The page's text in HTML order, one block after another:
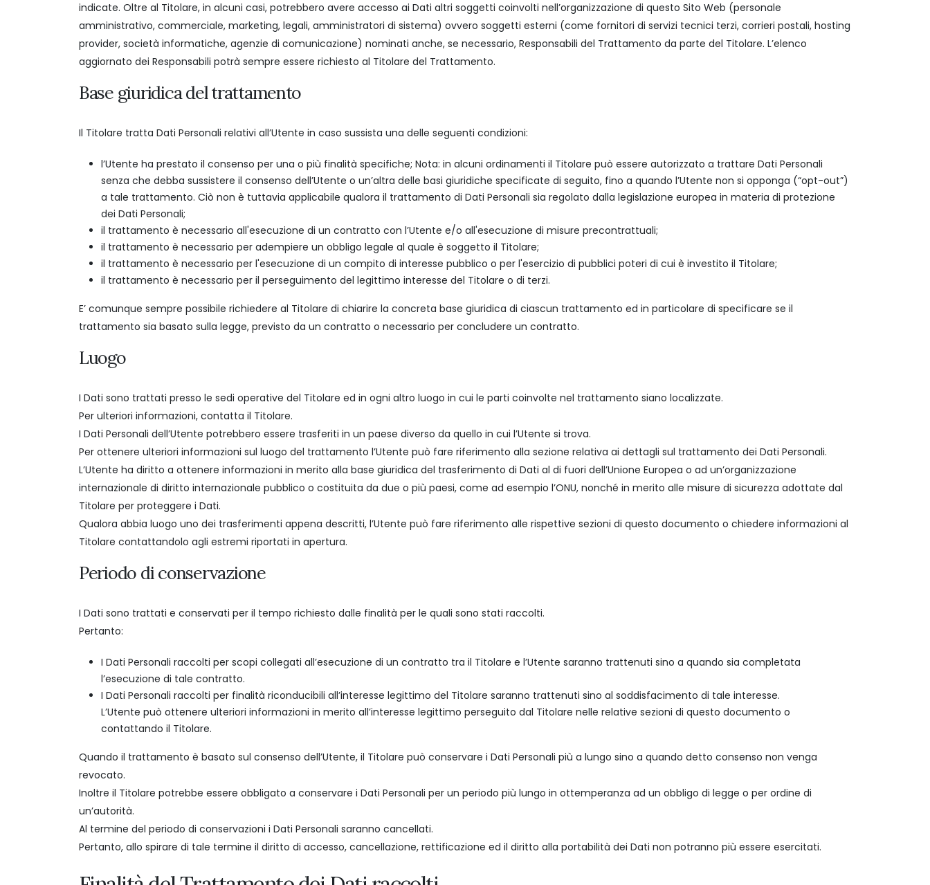
indicate. Oltre al Titolare, in alcuni casi, potrebbero avere accesso ai Dati altri soggetti coinvolti nell’organizzazione di questo Sito Web (personale
amministrativo, commerciale, marketing, legali, amministratori di sistema) ovvero soggetti esterni (come fornitori di servizi tecnici terzi, corrieri postali, hosting
provider, società informatiche, agenzie di comunicazione) nominati anche, se necessario, Responsabili del Trattamento da parte del Titolare. L’elenco
aggiornato dei Responsabili potrà sempre essere richiesto al Titolare del Trattamento.
Base giuridica del trattamento
Il Titolare tratta Dati Personali relativi all’Utente in caso sussista una delle seguenti condizioni:
l’Utente ha prestato il consenso per una o più finalità specifiche; Nota: in alcuni ordinamenti il Titolare può essere autorizzato a trattare Dati Personali
senza che debba sussistere il consenso dell’Utente o un’altra delle basi giuridiche specificate di seguito, fino a quando l’Utente non si opponga (“opt-out”)
a tale trattamento. Ciò non è tuttavia applicabile qualora il trattamento di Dati Personali sia regolato dalla legislazione europea in materia di protezione
dei Dati Personali;
il trattamento è necessario all'esecuzione di un contratto con l’Utente e/o all'esecuzione di misure precontrattuali;
il trattamento è necessario per adempiere un obbligo legale al quale è soggetto il Titolare;
il trattamento è necessario per l'esecuzione di un compito di interesse pubblico o per l'esercizio di pubblici poteri di cui è investito il Titolare;
il trattamento è necessario per il perseguimento del legittimo interesse del Titolare o di terzi.
E’ comunque sempre possibile richiedere al Titolare di chiarire la concreta base giuridica di ciascun trattamento ed in particolare di specificare se il
trattamento sia basato sulla legge, previsto da un contratto o necessario per concludere un contratto.
Luogo
I Dati sono trattati presso le sedi operative del Titolare ed in ogni altro luogo in cui le parti coinvolte nel trattamento siano localizzate.
Per ulteriori informazioni, contatta il Titolare.
I Dati Personali dell’Utente potrebbero essere trasferiti in un paese diverso da quello in cui l’Utente si trova.
Per ottenere ulteriori informazioni sul luogo del trattamento l’Utente può fare riferimento alla sezione relativa ai dettagli sul trattamento dei Dati Personali.
L’Utente ha diritto a ottenere informazioni in merito alla base giuridica del trasferimento di Dati al di fuori dell’Unione Europea o ad un’organizzazione
internazionale di diritto internazionale pubblico o costituita da due o più paesi, come ad esempio l’ONU, nonché in merito alle misure di sicurezza adottate dal
Titolare per proteggere i Dati.
Qualora abbia luogo uno dei trasferimenti appena descritti, l’Utente può fare riferimento alle rispettive sezioni di questo documento o chiedere informazioni al
Titolare contattandolo agli estremi riportati in apertura.
Periodo di conservazione
I Dati sono trattati e conservati per il tempo richiesto dalle finalità per le quali sono stati raccolti.
Pertanto:
I Dati Personali raccolti per scopi collegati all’esecuzione di un contratto tra il Titolare e l’Utente saranno trattenuti sino a quando sia completata
l’esecuzione di tale contratto.
I Dati Personali raccolti per finalità riconducibili all’interesse legittimo del Titolare saranno trattenuti sino al soddisfacimento di tale interesse.
L’Utente può ottenere ulteriori informazioni in merito all’interesse legittimo perseguito dal Titolare nelle relative sezioni di questo documento o
contattando il Titolare.
Quando il trattamento è basato sul consenso dell’Utente, il Titolare può conservare i Dati Personali più a lungo sino a quando detto consenso non venga
revocato.
Inoltre il Titolare potrebbe essere obbligato a conservare i Dati Personali per un periodo più lungo in ottemperanza ad un obbligo di legge o per ordine di
un’autorità.
Al termine del periodo di conservazioni i Dati Personali saranno cancellati.
Pertanto, allo spirare di tale termine il diritto di accesso, cancellazione, rettificazione ed il diritto alla portabilità dei Dati non potranno più essere esercitati.